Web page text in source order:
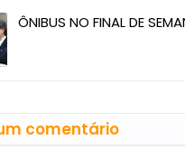
ÔNIBUS NO FINAL DE
comentário